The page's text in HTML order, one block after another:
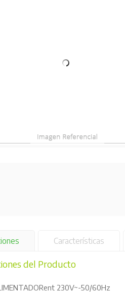
Características
del Producto
230V~-50/60Hz